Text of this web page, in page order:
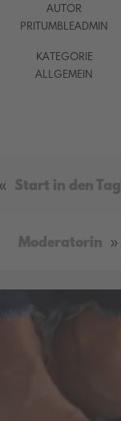
AUTOR
PRITUMBLEADMIN
KATEGORIE
ALLGEMEIN
« Start in den Tag
Moderatorin »